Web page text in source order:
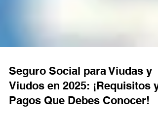
Seguro Social para Viudas y